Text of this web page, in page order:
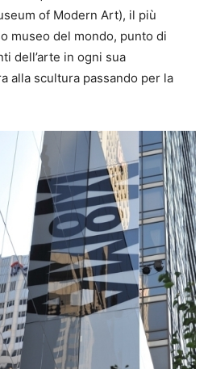
of Modern Art), il più
museo del mondo, punto di
dell’arte in ogni sua
alla scultura passando per la